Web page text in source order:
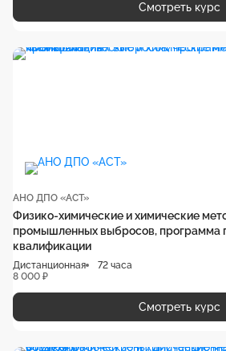
Смотреть курс
АНО ДПО «АСТ»
Физико-химические и химические
промышленных выбросов, программа
квалификации
Дистанционная
72 часа
8 000 ₽
Смотреть курс